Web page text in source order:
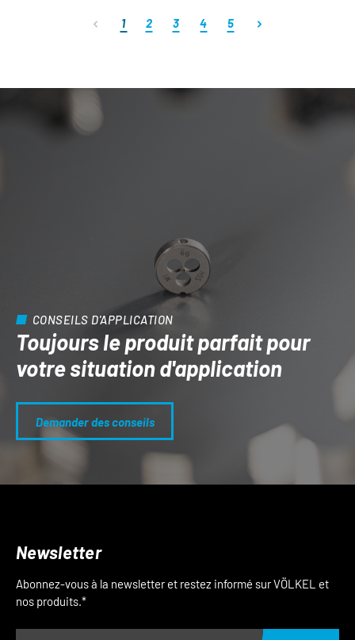
Page
1 Page
2 Page
3 Page
4 Page
5
CONSEILS D'APPLICATION
Toujours le produit parfait pour
votre situation d'application
Demander des conseils
Newsletter
Abonnez-vous à la newsletter et restez informé sur VÖLKEL et
nos produits.*